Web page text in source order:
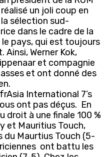
un joli coup en
sélection sud-
dans le cadre de la
pays, qui est toujours
Werner Kok,
et compagnie
et ont donné des
International 7’s
ont pas déçus. En
droit à une finale 100 %
et Mauritius Touch,
du Maurtius Touch (5-
ont battu les